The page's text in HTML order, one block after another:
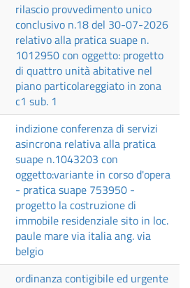
rilascio provvedimento unico
conclusivo n.18 del 30-07-2026
relativo alla pratica suape n.
1012950 con oggetto: progetto
di quattro unità abitative nel
piano particolareggiato in zona
c1 sub. 1
indizione conferenza di servizi
asincrona relativa alla pratica
suape n.1043203 con
oggetto:variante in corso d'opera
- pratica suape 753950 -
progetto la costruzione di
immobile residenziale sito in loc.
paule mare via italia ang. via
belgio
ordinanza contigibile ed urgente